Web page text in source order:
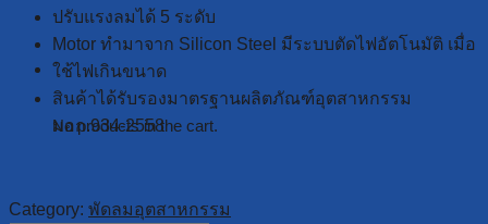
Cart
No products in the cart.
ปรับแรงลมได้ 5 ระดับ
Motor ทำมาจาก Silicon Steel มีระบบตัดไฟอัตโนมัติ เมื่อ
ใช้ไฟเกินขนาด
สินค้าได้รับรองมาตรฐานผลิตภัณฑ์อุตสาหกรรม
มอก.934-2558
Category: พัดลมอุตสาหกรรม